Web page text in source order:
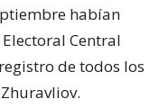
habían
Central
de todos los